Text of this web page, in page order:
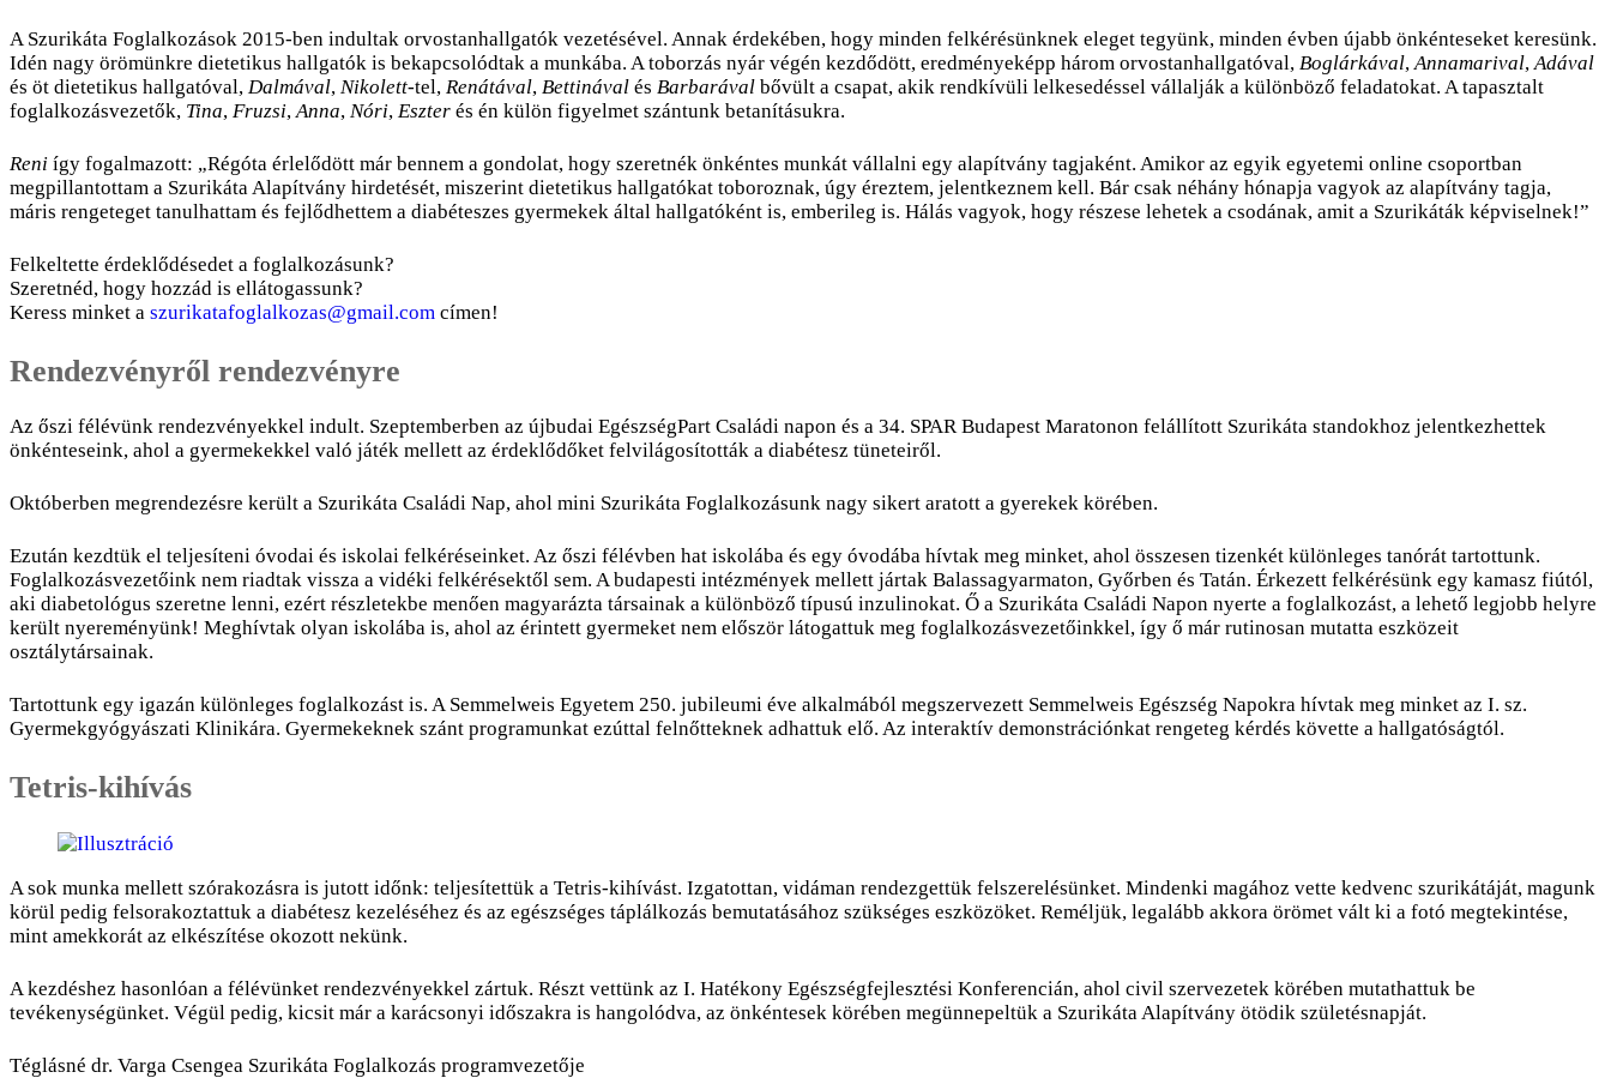
A Szurikáta Foglalkozások 2015-ben indultak orvostanhallgatók vezetésével. Annak érdekében, hogy minden felkérésünknek eleget tegyünk, minden évben újabb önkénteseket keresünk.
Idén nagy örömünkre dietetikus hallgatók is bekapcsolódtak a munkába. A toborzás nyár végén kezdődött, eredményeképp három orvostanhallgatóval, Boglárkával,Annamarival,Adával
és öt dietetikus hallgatóval, Dalmával, Nikolett-tel, Renátával, Bettinával és Barbarával bővült a csapat, akik rendkívüli lelkesedéssel vállalják a különböző feladatokat. A tapasztalt
foglalkozásvezetők, Tina, Fruzsi,Anna, Nóri, Eszter és én külön figyelmet szántunk betanításukra.
Reni így fogalmazott: „Régóta érlelődött már bennem a gondolat, hogy szeretnék önkéntes munkát vállalni egy alapítvány tagjaként. Amikor az egyik egyetemi online csoportban
megpillantottam a Szurikáta Alapítvány hirdetését, miszerint dietetikus hallgatókat toboroznak, úgy éreztem, jelentkeznem kell. Bár csak néhány hónapja vagyok az alapítvány tagja,
máris rengeteget tanulhattam és fejlődhettem a diabéteszes gyermekek által hallgatóként is, emberileg is. Hálás vagyok, hogy részese lehetek a csodának, amit a Szurikáták képviselnek!”
Felkeltette érdeklődésedet a foglalkozásunk?
Szeretnéd, hogy hozzád is ellátogassunk?
Keress minket a szurikatafoglalkozas@gmail.com címen!
Rendezvényről rendezvényre
Az őszi félévünk rendezvényekkel indult. Szeptemberben az újbudai EgészségPart Családi napon és a 34. SPAR Budapest Maratonon felállított Szurikáta standokhoz jelentkezhettek
önkénteseink, ahol a gyermekekkel való játék mellett az érdeklődőket felvilágosították a diabétesz tüneteiről.
Októberben megrendezésre került a Szurikáta Családi Nap, ahol mini Szurikáta Foglalkozásunk nagy sikert aratott a gyerekek körében.
Ezután kezdtük el teljesíteni óvodai és iskolai felkéréseinket. Az őszi félévben hat iskolába és egy óvodába hívtak meg minket, ahol összesen tizenkét különleges tanórát tartottunk.
Foglalkozásvezetőink nem riadtak vissza a vidéki felkérésektől sem. A budapesti intézmények mellett jártak Balassagyarmaton, Győrben és Tatán. Érkezett felkérésünk egy kamasz fiútól,
aki diabetológus szeretne lenni, ezért részletekbe menően magyarázta társainak a különböző típusú inzulinokat. Ő a Szurikáta Családi Napon nyerte a foglalkozást, a lehető legjobb helyre
került nyereményünk! Meghívtak olyan iskolába is, ahol az érintett gyermeket nem először látogattuk meg foglalkozásvezetőinkkel, így ő már rutinosan mutatta eszközeit
osztálytársainak.
Tartottunk egy igazán különleges foglalkozást is. A Semmelweis Egyetem 250. jubileumi éve alkalmából megszervezett Semmelweis Egészség Napokra hívtak meg minket az I. sz.
Gyermekgyógyászati Klinikára. Gyermekeknek szánt programunkat ezúttal felnőtteknek adhattuk elő. Az interaktív demonstrációnkat rengeteg kérdés követte a hallgatóságtól.
Tetris-kihívás
A sok munka mellett szórakozásra is jutott időnk: teljesítettük a Tetris-kihívást. Izgatottan, vidáman rendezgettük felszerelésünket. Mindenki magához vette kedvenc szurikátáját, magunk
körül pedig felsorakoztattuk a diabétesz kezeléséhez és az egészséges táplálkozás bemutatásához szükséges eszközöket. Reméljük, legalább akkora örömet vált ki a fotó megtekintése,
mint amekkorát az elkészítése okozott nekünk.
A kezdéshez hasonlóan a félévünket rendezvényekkel zártuk. Részt vettünk az I. Hatékony Egészségfejlesztési Konferencián, ahol civil szervezetek körében mutathattuk be
tevékenységünket. Végül pedig, kicsit már a karácsonyi időszakra is hangolódva, az önkéntesek körében megünnepeltük a Szurikáta Alapítvány ötödik születésnapját.
Téglásné dr. Varga Csengea Szurikáta Foglalkozás programvezetője